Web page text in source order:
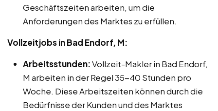
Geschäftszeiten arbeiten, um die
Anforderungen des Marktes zu erfüllen.
Vollzeitjobs in Bad Endorf, M:
Arbeitsstunden:Vollzeit-Makler in Bad Endorf,
M arbeiten in der Regel 35-40 Stunden pro
Woche. Diese Arbeitszeiten können durch die
Bedürfnisse der Kunden und des Marktes